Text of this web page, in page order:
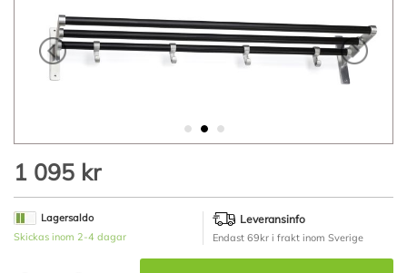
bildgalleriet
till
bildgalleriet
1 095 kr
Lagersaldo
Skickas inom 2-4 dagar
Leveransinfo
Endast 69kr i frakt inom Sverige